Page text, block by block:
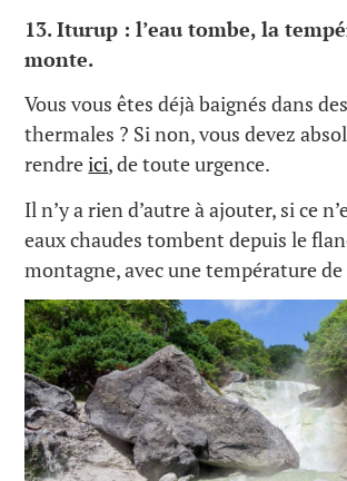
13.Iturup : l’eau tombe, la
monte.
Vous vous êtes déjà baignés dans
thermales ? Si non, vous devez
rendreici, de toute urgence.
Il n’y a rien d’autre à ajouter, si ce
eaux chaudes tombent depuis le
montagne, avec une température de